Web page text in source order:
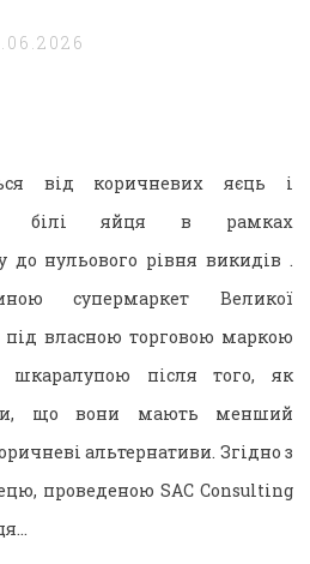
від коричневих яєць і
білі яйця в рамках
до нульового рівня викидів .
супермаркет Великої
під власною торговою маркою
після того, як
що вони мають менший
альтернативи. Згідно з
проведеною SAC Consulting